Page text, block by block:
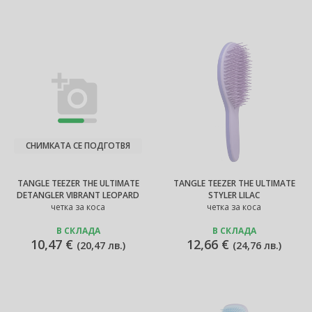
TANGLE TEEZER THE ULTIMATE
DETANGLER VIBRANT LEOPARD
четка за коса
СНИМКАТА СЕ ПОДГОТВЯ
В СКЛАДА
10,47 € (20,47 лв.)
TANGLE TEEZER THE ULTIMATE
STYLER LILAC
четка за коса
В СКЛАДА
12,66 € (24,76 лв.)